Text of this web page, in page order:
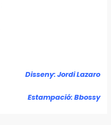
Disseny: Jordi Lazaro
Estampació: Bbossy